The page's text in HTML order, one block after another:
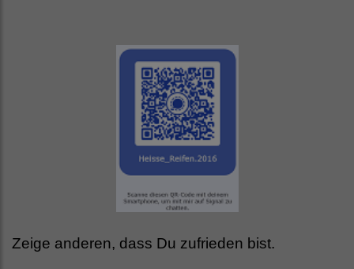
Zeige anderen, dass Du zufrieden bist.